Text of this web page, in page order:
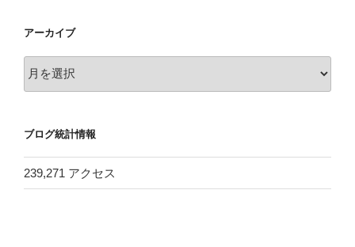
アーカイブ
ー
ブ
ブログ統計情報
239,271 アクセス